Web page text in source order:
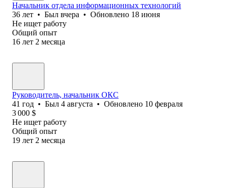
Начальник отдела информационных технологий
36 лет • Был вчера • Обновлено 18 июня
Не ищет работу
Общий опыт
16 лет 2 месяца
Pуководитель, начальник ОКС
41 год • Был 4 августа • Обновлено 10 февраля
3 000 $
Не ищет работу
Общий опыт
19 лет 2 месяца